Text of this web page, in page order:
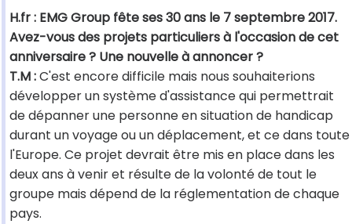
H.fr : EMG Group fête ses 30 ans le 7 septembre 2017.
Avez-vous des projets particuliers à l'occasion de cet
anniversaire ? Une nouvelle à annoncer ?
T.M :C'est encore difficile mais nous souhaiterions
développer un système d'assistance qui permettrait
de dépanner une personne en situation de handicap
durant un voyage ou un déplacement, et ce dans toute
l'Europe. Ce projet devrait être mis en place dans les
deux ans à venir et résulte de la volonté de tout le
groupe mais dépend de la réglementation de chaque
pays.